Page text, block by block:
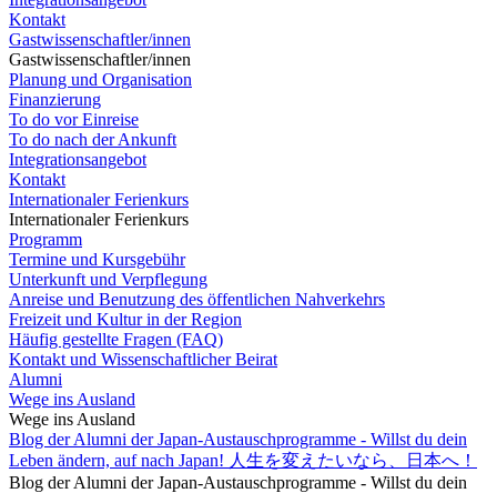
Kontakt
Gastwissenschaftler/innen
Gastwissenschaftler/innen
Planung und Organisation
Finanzierung
To do vor Einreise
To do nach der Ankunft
Integrationsangebot
Kontakt
Internationaler Ferienkurs
Internationaler Ferienkurs
Programm
Termine und Kursgebühr
Unterkunft und Verpflegung
Anreise und Benutzung des öffentlichen Nahverkehrs
Freizeit und Kultur in der Region
Häufig gestellte Fragen (FAQ)
Kontakt und Wissenschaftlicher Beirat
Alumni
Wege ins Ausland
Wege ins Ausland
Blog der Alumni der Japan-Austauschprogramme - Willst du dein
Leben ändern, auf nach Japan! 人生を変えたいなら、日本へ！
Blog der Alumni der Japan-Austauschprogramme - Willst du dein